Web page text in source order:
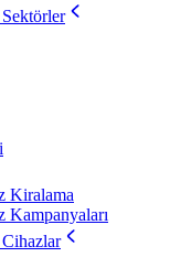
Kiralama
Kampanyaları